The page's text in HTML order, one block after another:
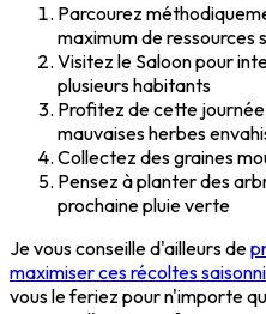
Parcourez
maximum de ressources
Visitez le Saloon pour
plusieurs habitants
Profitez de cette
mauvaises herbes
Collectez des graines
Pensez à planter des
prochaine pluie verte
Je vous conseille d'ailleurs de
maximiser ces récoltes
vous le feriez pour n'importe